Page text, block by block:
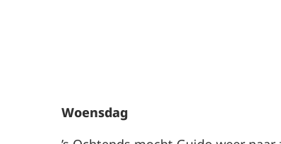
Woensdag